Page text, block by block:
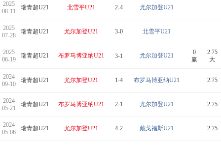
2025
08-11
瑞青超U21 北雪平U21 2-4 尤尔加登U21
2025
07-28
瑞青超U21 尤尔加登U21 3-0 北雪平U21
2025
06-19
瑞青超U21 布罗马博亚纳U21 3-1 尤尔加登U21
0
赢
2.75
大
2024
09-10
瑞青超U21 尤尔加登U21 1-4 布罗马博亚纳U21 2.75
2024
05-21
瑞青超U21 布罗马博亚纳U21 2-1 尤尔加登U21 2.75
2024
05-06
瑞青超U21 尤尔加登U21 4-2 戴戈福斯U21 2.75